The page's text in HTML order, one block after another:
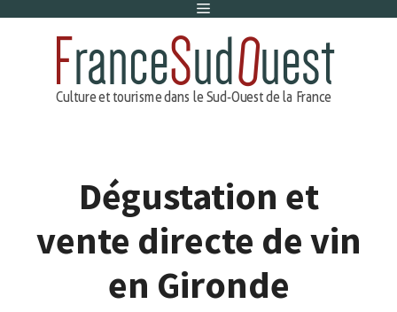
Menu
Dégustation et
vente directe de vin
en Gironde